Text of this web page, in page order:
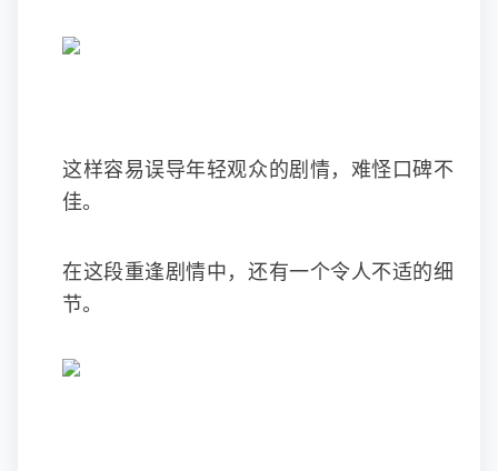
这样容易误导年轻观众的剧情，难怪口碑不
佳。
在这段重逢剧情中，还有一个令人不适的细
节。